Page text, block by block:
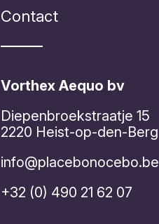
Contact
Vorthex Aequo bv
Diepenbroekstraatje 15
2220 Heist-op-den-Berg
info@placebonocebo.be
+32 (0) 490 21 62 07